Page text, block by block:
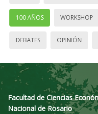
100 AÑOS WORKSHOP
DEBATES OPINIÓN
Facultad de Ciencias
Nacional de Rosario